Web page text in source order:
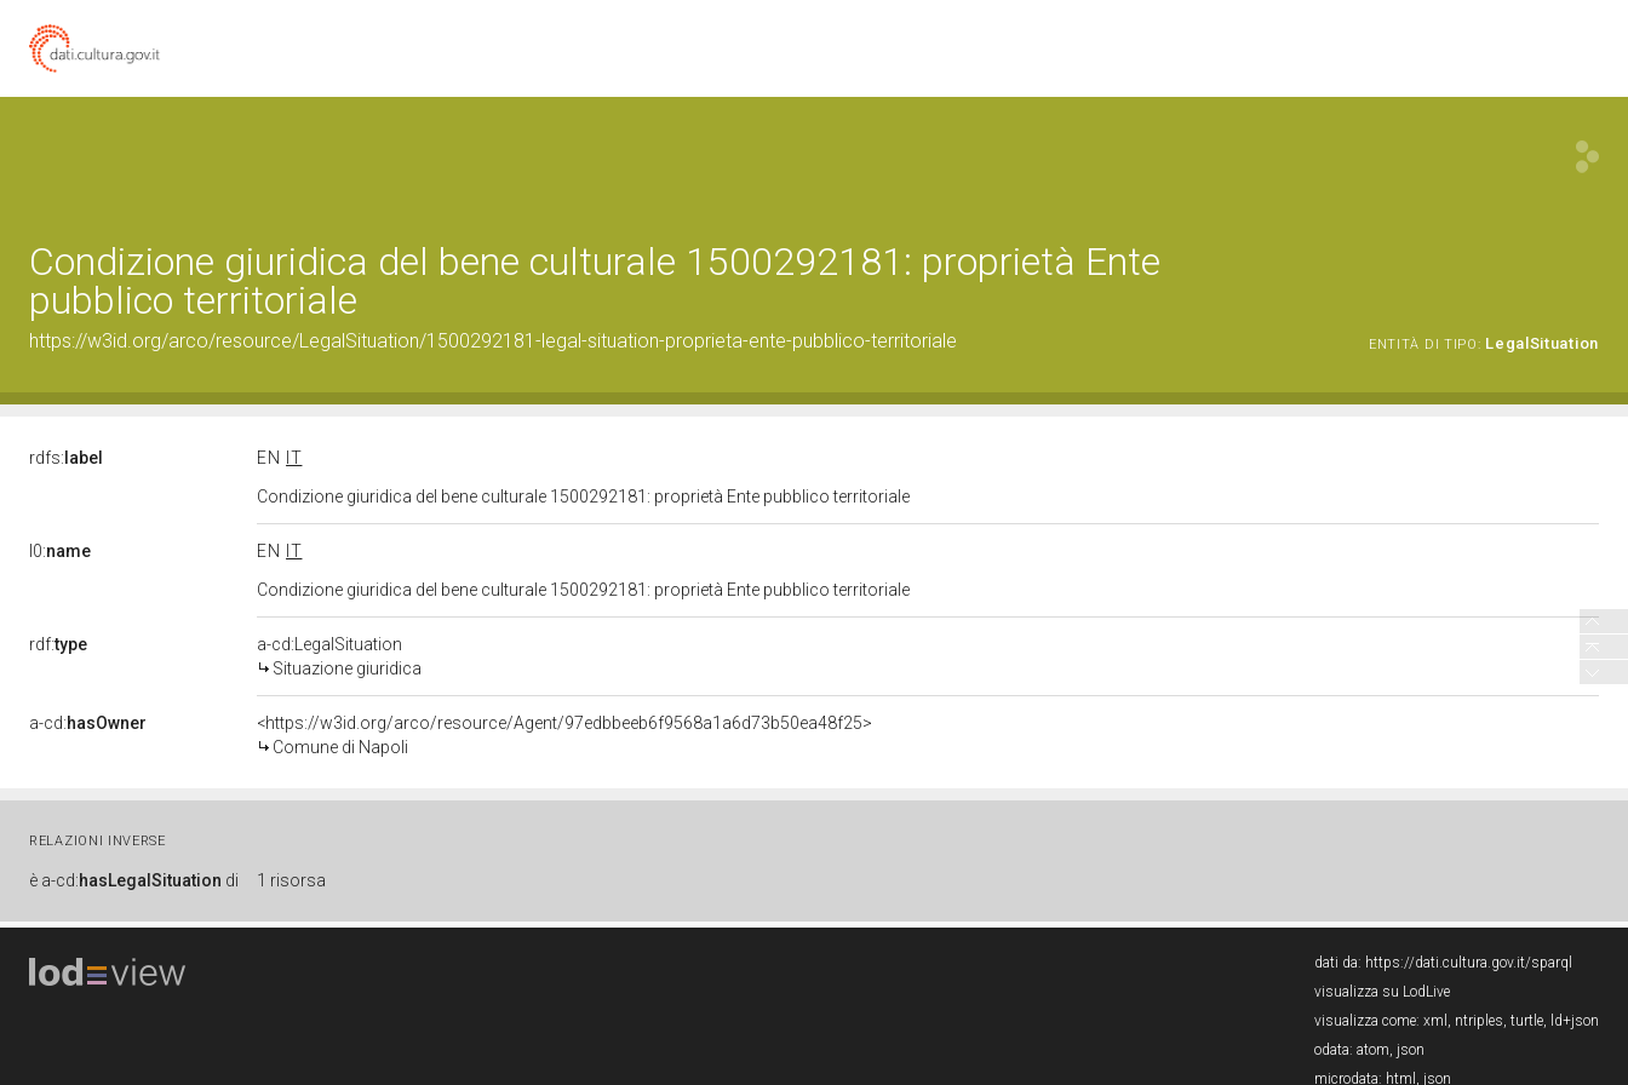
Condizione giuridica del bene culturale 1500292181: proprietà Ente
pubblico territoriale
https://w3id.org/arco/resource/LegalSituation/1500292181-legal-situation-proprieta-ente-pubblico-territoriale ENTITÀ DI TIPO: LegalSituation
rdfs: label EN
IT
Condizione giuridica del bene culturale 1500292181: proprietà Ente pubblico territoriale
l0:name EN
IT
Condizione giuridica del bene culturale 1500292181: proprietà Ente pubblico territoriale
rdf:type
a-cd:LegalSituation
Situazione giuridica
a-cd:hasOwner
<https://w3id.org/arco/resource/Agent/97edbbeeb6f9568a1a6d73b50ea48f25>
Comune di Napoli
RELAZIONI INVERSE
è a-cd:hasLegalSituation di 1 risorsa
dati da: https://dati.cultura.gov.it/sparql
visualizza su LodLive
visualizza come: xml , ntriples, turtle, ld+json
odata: atom, json
microdata: html , json